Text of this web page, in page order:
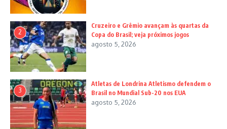
2
Cruzeiro e Grêmio avançam às quartas da
Copa do Brasil; veja próximos jogos
agosto 5, 2026
3
Atletas de Londrina Atletismo defendem o
Brasil no Mundial Sub-20 nos EUA
agosto 5, 2026